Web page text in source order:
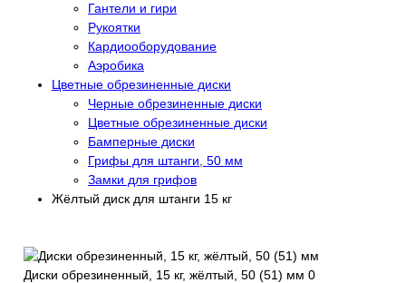
Гантели и гири
Рукоятки
Кардиооборудование
Аэробика
Цветные обрезиненные диски
Черные обрезиненные диски
Цветные обрезиненные диски
Бамперные диски
Грифы для штанги, 50 мм
Замки для грифов
Жёлтый диск для штанги 15 кг
Диски обрезиненный, 15 кг, жёлтый, 50 (51) мм 0